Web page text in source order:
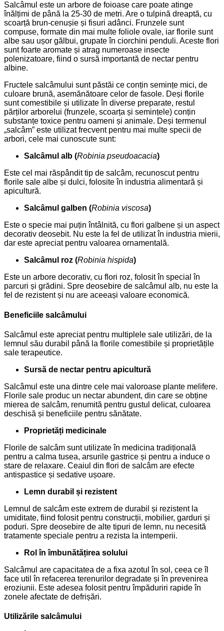
Salcâmul este un arbore de foioase care poate atinge
înălțimi de până la 25-30 de metri. Are o tulpină dreaptă, cu
scoarță brun-cenușie și fisuri adânci. Frunzele sunt
compuse, formate din mai multe foliole ovale, iar florile sunt
albe sau ușor gălbui, grupate în ciorchini penduli. Aceste flori
sunt foarte aromate și atrag numeroase insecte
polenizatoare, fiind o sursă importantă de nectar pentru
albine.
Fructele salcâmului sunt păstăi ce conțin semințe mici, de
culoare brună, asemănătoare celor de fasole. Deși florile
sunt comestibile și utilizate în diverse preparate, restul
părților arborelui (frunzele, scoarța și semințele) conțin
substanțe toxice pentru oameni și animale. Deși termenul
„salcâm” este utilizat frecvent pentru mai multe specii de
arbori, cele mai cunoscute sunt:
Salcâmul alb (Robinia pseudoacacia)
Este cel mai răspândit tip de salcâm, recunoscut pentru
florile sale albe și dulci, folosite în industria alimentară și
apicultură.
Salcâmul galben (Robinia viscosa)
Este o specie mai puțin întâlnită, cu flori galbene și un aspect
decorativ deosebit. Nu este la fel de utilizat în industria mierii,
dar este apreciat pentru valoarea ornamentală.
Salcâmul roz (Robinia hispida)
Este un arbore decorativ, cu flori roz, folosit în special în
parcuri și grădini. Spre deosebire de salcâmul alb, nu este la
fel de rezistent și nu are aceeași valoare economică.
Beneficiile salcâmului
Salcâmul este apreciat pentru multiplele sale utilizări, de la
lemnul său durabil până la florile comestibile și proprietățile
sale terapeutice.
Sursă de nectar pentru apicultură
Salcâmul este una dintre cele mai valoroase plante melifere.
Florile sale produc un nectar abundent, din care se obține
mierea de salcâm, renumită pentru gustul delicat, culoarea
deschisă și beneficiile pentru sănătate.
Proprietăți medicinale
Florile de salcâm sunt utilizate în medicina tradițională
pentru a calma tusea, arsurile gastrice și pentru a induce o
stare de relaxare. Ceaiul din flori de salcâm are efecte
antispastice și sedative ușoare.
Lemn durabil și rezistent
Lemnul de salcâm este extrem de durabil și rezistent la
umiditate, fiind folosit pentru construcții, mobilier, garduri și
poduri. Spre deosebire de alte tipuri de lemn, nu necesită
tratamente speciale pentru a rezista la intemperii.
Rol în îmbunătățirea solului
Salcâmul are capacitatea de a fixa azotul în sol, ceea ce îl
face util în refacerea terenurilor degradate și în prevenirea
eroziunii. Este adesea folosit pentru împăduriri rapide în
zonele afectate de defrișări.
Utilizările salcâmului